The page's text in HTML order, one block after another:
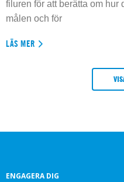
filuren för att berätta om hur
målen och för
LÄS MER
ENGAGERA DIG